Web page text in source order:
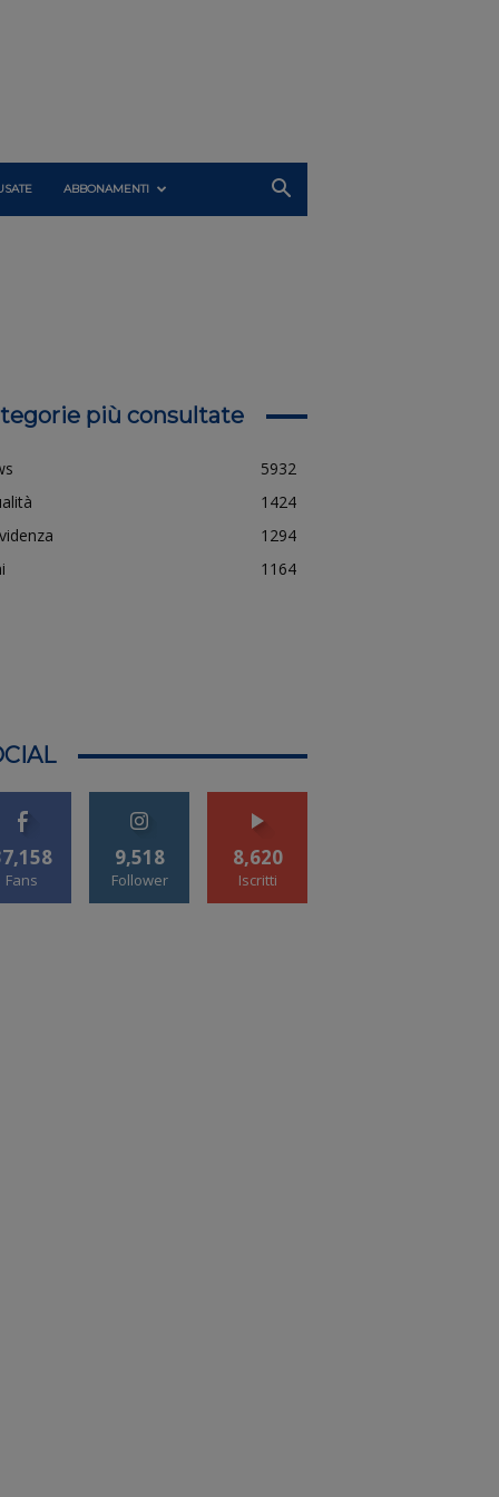
ABBONAMENTI
più consultate
5932
1424
1294
1164
Fans
9,518
Follower
8,620
Iscritti